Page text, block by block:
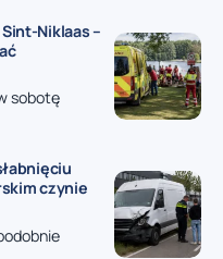
Niklaas –
sobotę
czynie